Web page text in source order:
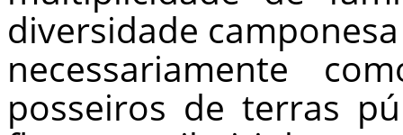
diversidade
necessariamente
posseiros de terras